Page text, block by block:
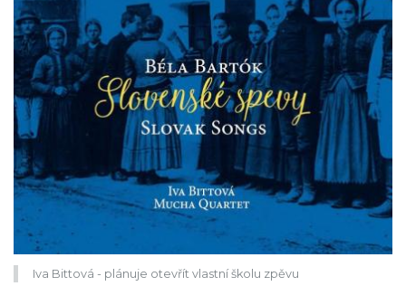
Iva Bittová - plánuje otevřít vlastní školu zpěvu